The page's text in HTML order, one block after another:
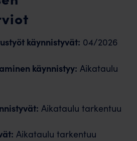
käynnistyvät: 04/2026
käynnistyy: Aikataulu
Aikataulu tarkentuu
Aikataulu tarkentuu